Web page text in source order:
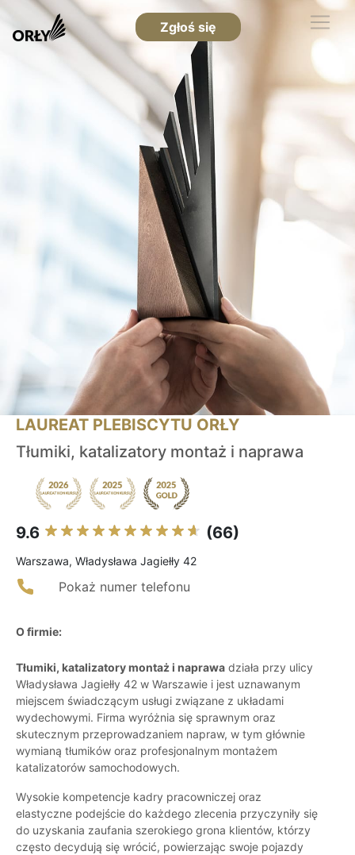
Zgłoś się
LAUREAT PLEBISCYTU ORŁY
Tłumiki, katalizatory montaż i naprawa
9.6 (66)
Warszawa, Władysława Jagiełły 42
Pokaż numer telefonu
O firmie:
Tłumiki, katalizatory montaż i naprawa działa przy ulicy
Władysława Jagiełły 42 w Warszawie i jest uznawanym
miejscem świadczącym usługi związane z układami
wydechowymi. Firma wyróżnia się sprawnym oraz
skutecznym przeprowadzaniem napraw, w tym głównie
wymianą tłumików oraz profesjonalnym montażem
katalizatorów samochodowych.
Wysokie kompetencje kadry pracowniczej oraz
elastyczne podejście do każdego zlecenia przyczyniły się
do uzyskania zaufania szerokiego grona klientów, którzy
często decydują się wrócić, powierzając swoje pojazdy